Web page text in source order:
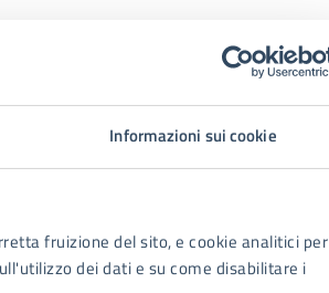
Informazioni sui cookie
fruizione del sito, e cookie analitici per
dei dati e su come disabilitare i